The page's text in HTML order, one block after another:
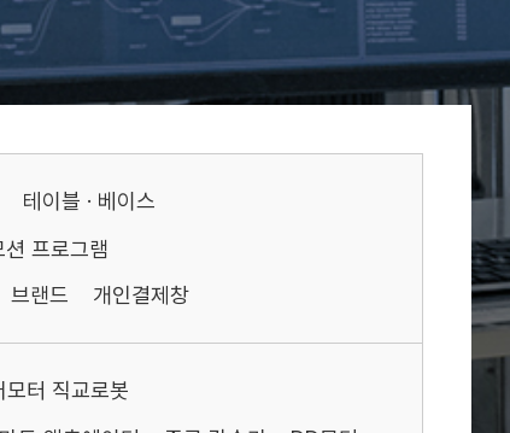
테이블 · 베이스
션 프로그램
브랜드 개인결제창
터 직교로봇